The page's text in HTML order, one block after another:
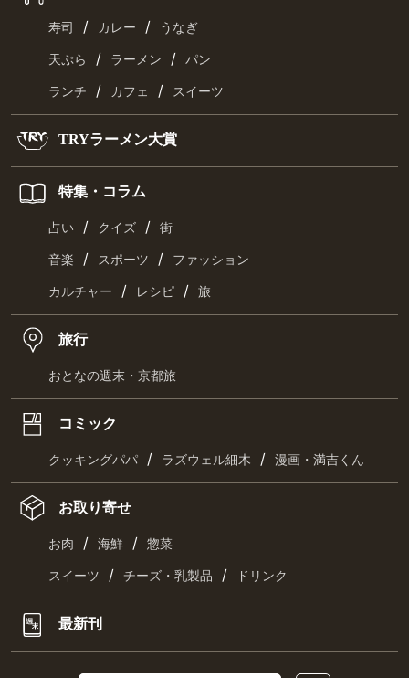
寿司 / カレー / うなぎ
天ぷら / ラーメン / パン
ランチ / カフェ / スイーツ
TRYラーメン大賞
特集・コラム
占い / クイズ / 街
音楽 / スポーツ / ファッション
カルチャー / レシピ / 旅
旅行
おとなの週末・京都旅
コミック
クッキングパパ / ラズウェル細木 / 漫画・満吉くん
お取り寄せ
お肉 / 海鮮 / 惣菜
スイーツ / チーズ・乳製品 / ドリンク
最新刊